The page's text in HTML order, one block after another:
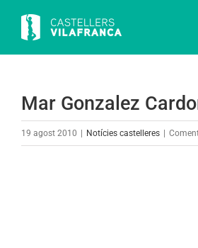
content
Mar Gonzalez
19 agost 2010 Notícies castelleres